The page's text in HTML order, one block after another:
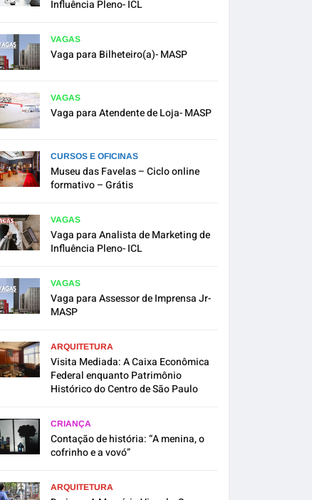
Influência Pleno- ICL
VAGAS
Vaga para Bilheteiro(a)- MASP
VAGAS
Vaga para Atendente de Loja- MASP
CURSOS E OFICINAS
Museu das Favelas – Ciclo online
formativo – Grátis
VAGAS
Vaga para Analista de Marketing de
Influência Pleno- ICL
VAGAS
Vaga para Assessor de Imprensa Jr-
MASP
ARQUITETURA
Visita Mediada: A Caixa Econômica
Federal enquanto Patrimônio
Histórico do Centro de São Paulo
CRIANÇA
Contação de história: “A menina, o
cofrinho e a vovó”
ARQUITETURA